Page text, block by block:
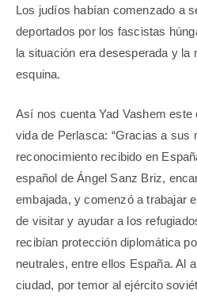
Los judíos habían comenzado a
deportados por los fascistas
la situación era desesperada y la
esquina.
Así nos cuenta Yad Vashem este
vida de Perlasca: “Gracias a sus
reconocimiento recibido en
español de Ángel Sanz Briz,
embajada, y comenzó a trabajar
de visitar y ayudar a los
recibían protección diplomática
neutrales, entre ellos España. Al
ciudad, por temor al ejército